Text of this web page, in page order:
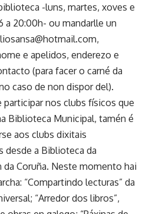
-luns, martes, xoves e
a 20:00h- ou mandarlle un
e apelidos, enderezo e
(para facer o carné da
caso de non dispor del).
participar nos clubs físicos que
Biblioteca Municipal, tamén é
aos clubs dixitais
desde a Biblioteca da
da Coruña. Neste momento hai
“Compartindo lecturas” da
“Arredor dos libros”,